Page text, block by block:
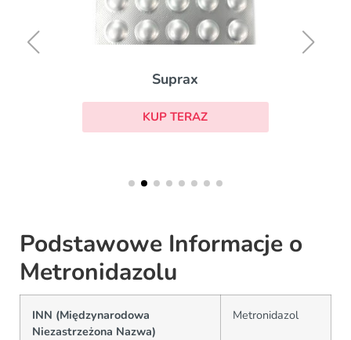
Suprax
KUP TERAZ
Podstawowe Informacje o
Metronidazolu
INN (Międzynarodowa
Niezastrzeżona Nazwa)
Metronidazol